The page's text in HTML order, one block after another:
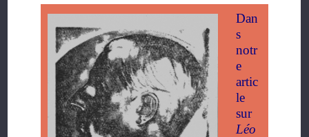
Dan
s
notr
e
artic
le
sur
Léo